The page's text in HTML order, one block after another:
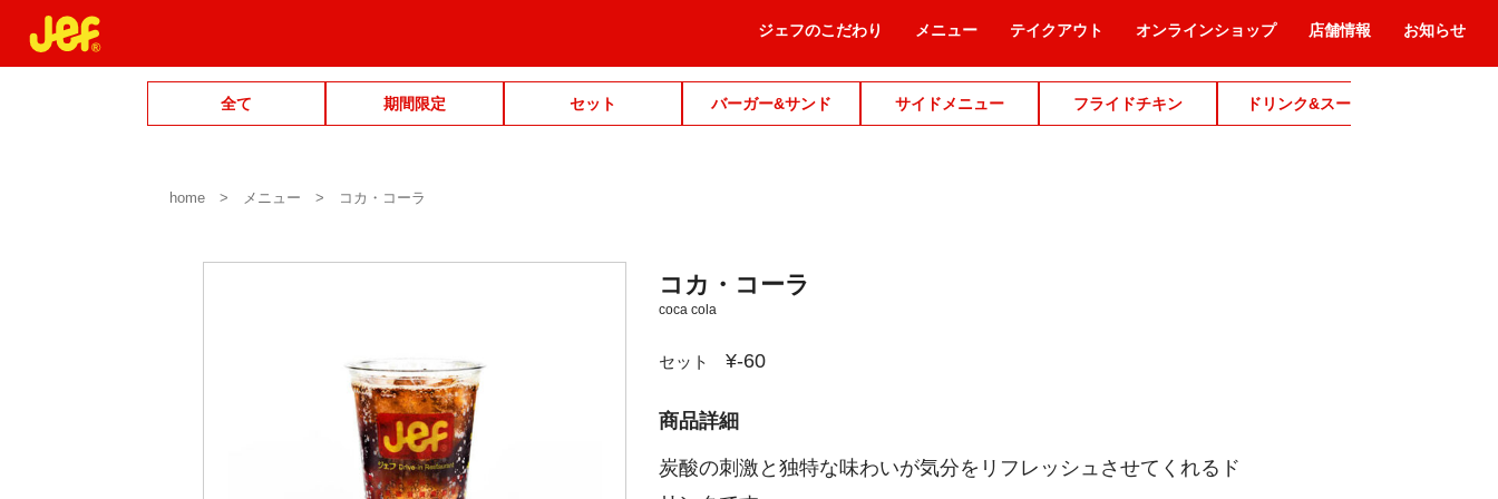
ジェフのこだわり メニュー テイクアウト オンラインショップ 店舗情報 お知らせ
全て 期間限定 セット バーガー&サンド サイドメニュー フライドチキン ドリンク&スープ
home メニュー コカ・コーラ
コカ・コーラ
coca cola
セット ¥-60
商品詳細
炭酸の刺激と独特な味わいが気分をリフレッシュさせてくれるド